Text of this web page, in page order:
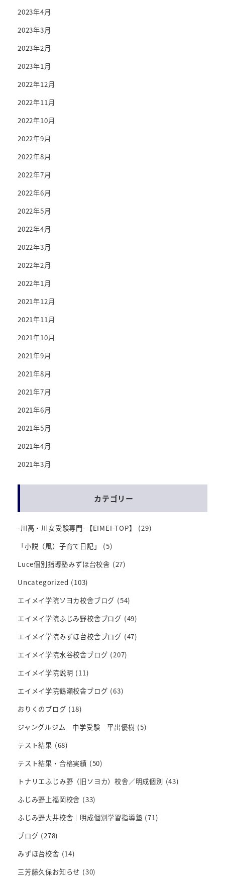
2023年4月
2023年3月
2023年2月
2023年1月
2022年12月
2022年11月
2022年10月
2022年9月
2022年8月
2022年7月
2022年6月
2022年5月
2022年4月
2022年3月
2022年2月
2022年1月
2021年12月
2021年11月
2021年10月
2021年9月
2021年8月
2021年7月
2021年6月
2021年5月
2021年4月
2021年3月
カテゴリー
-川高・川女受験専門-【EIMEI-TOP】
(29)
「小説（風）子育て日記」
(5)
Luce個別指導塾みずほ台校舎 (27)
Uncategorized (103)
エイメイ学院ソヨカ校舎ブログ (54)
エイメイ学院ふじみ野校舎ブログ (49)
エイメイ学院みずほ台校舎ブログ (47)
エイメイ学院水谷校舎ブログ (207)
エイメイ学院説明 (11)
エイメイ学院鶴瀬校舎ブログ (63)
おりくのブログ (18)
ジャングルジム 中学受験 平出優樹 (5)
テスト結果 (68)
テスト結果・合格実績 (50)
トナリエふじみ野（旧ソヨカ）校舎／明成個別 (43)
ふじみ野上福岡校舎 (33)
ふじみ野大井校舎｜明成個別学習指導塾 (71)
ブログ (278)
みずほ台校舎 (14)
三芳藤久保お知らせ (30)